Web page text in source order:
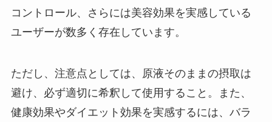
コントロール、さらには美容効果を実感している
ユーザーが数多く存在しています。
ただし、注意点としては、原液そのままの摂取は
避け、必ず適切に希釈して使用すること。また、
健康効果やダイエット効果を実感するには、バラ